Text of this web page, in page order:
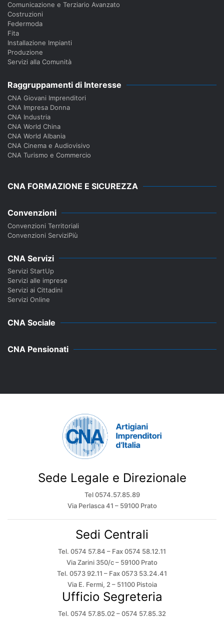
Comunicazione e Terziario Avanzato
Costruzioni
Federmoda
Fita
Installazione Impianti
Produzione
Servizi alla Comunità
Raggruppamenti di Interesse
CNA Giovani Imprenditori
CNA Impresa Donna
CNA Industria
CNA World China
CNA World Albania
CNA Cinema e Audiovisivo
CNA Turismo e Commercio
CNA FORMAZIONE E SICUREZZA
Convenzioni
Convenzioni Territoriali
Convenzioni ServiziPiù
CNA Servizi
Servizi StartUp
Servizi alle imprese
Servizi ai Cittadini
Servizi Online
CNA Sociale
CNA Pensionati
Sede Legale e Direzionale
Tel 0574.57.85.89
Via Perlasca 41 – 59100 Prato
Sedi Centrali
Tel. 0574 57.84 – Fax 0574 58.12.11
Via Zarini 350/c – 59100 Prato
Tel. 0573 92.11 – Fax 0573 53.24.41
Via E. Fermi, 2 – 51100 Pistoia
Ufficio Segreteria
Tel. 0574 57.85.02 – 0574 57.85.32